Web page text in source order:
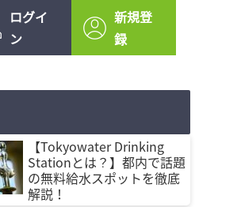
ログイ
ン
新規登
録
【Tokyowater Drinking
Stationとは？】都内で話題
の無料給水スポットを徹底
解説！